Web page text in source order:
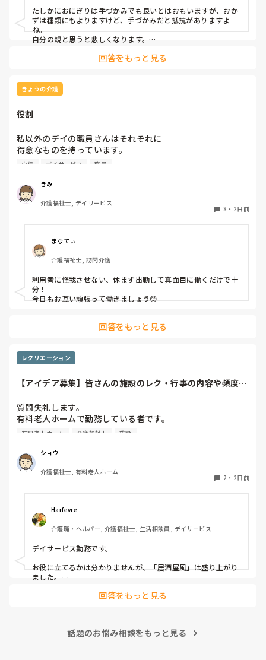
たしかにおにぎりは手づかみでも良いとはおもいますが、おか
ずは種類にもよりますけど、手づかみだと抵抗がありますよ
ね。
自分の親と思うと悲しくなります。
どうなんでしょうか？とろみつけてたりするのを手づかみは抵
回答をもっと見る
きょうの介護
役割
私以外のデイの職員さんはそれぞれに
得意なものを持っています。
介助で言えば、要領よく動けたりと。
今の私を振り返ってみたら…何も持っていないことが虚しく
利用者からは「素直に話聞いてくれる」・「言いやすい・頼
みやすい」
って言われます。
職員から見ての私は？って考えたら答えられる自信がないで
す…
自信 デイサービス 職員
きみ
介護福祉士, デイサービス
8 ・ 2日前
まなてぃ
介護福祉士, 訪問介護
利用者に怪我させない、休まず出勤して真面目に働くだけで十
分！
今日もお互い頑張って働きましょう😊
回答をもっと見る
レクリエーション
【アイデア募集】皆さんの施設のレク・行事の内容や頻度を
質問失礼します。
有料老人ホームで勤務している者です。
のくらいの頻度で行っているのか参考にさせていただきたく
質問いたしました。
うちの施設では現在、以下のような取り組みを行っていま
毎月：「カフェ」と称して少し豪華なおやつとコーヒー・緑
茶等の提供、カレンダー作り
隔月： ランチのテイクアウトイベント
その他： 季節ごとの定期的な行事(運動会や七夕など)
きたなと感じており、新しく喜ばれるようなアイデアを探し
イベントをしている」「年〇回、こんな大型行事がある」
有料老人ホーム 介護福祉士 施設
ショウ
介護福祉士, 有料老人ホーム
2 ・ 2日前
Harfevre
介護職・ヘルパー, 介護福祉士, 生活相談員, デイサービス
デイサービス勤務です。
お役に立てるかは分かりませんが、「居酒屋風」は盛り上がり
ました。
回答をもっと見る
話題のお悩み相談をもっと見る